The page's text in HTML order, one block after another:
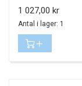
Pris
1 027,00 kr
Antal i lager: 1